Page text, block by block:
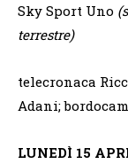
Sky Sport Uno
terrestre)
telecronaca
Adani;
LUNEDÌ 15